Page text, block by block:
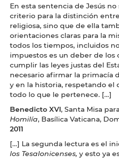
En esta sentencia de Jesús
criterio para la distinción
religiosa, sino que de ella
orientaciones claras para la
todos los tiempos, incluidos
impuestos es un deber de los
cumplir las leyes justas del
necesario afirmar la primacía
y en la historia, respetando el
todo lo que le pertenece. […]
Benedicto XVI, Santa Misa
Homilía, Basílica Vaticana,
2011
[…] La segunda lectura es el
los Tesalonicenses, y esto ya